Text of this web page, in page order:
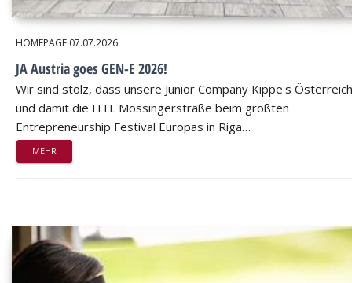
HOMEPAGE 07.07.2026
JA Austria goes GEN-E 2026!
Wir sind stolz, dass unsere Junior Company Kippe's Österreich
und damit die HTL Mössingerstraße beim größten
Entrepreneurship Festival Europas in Riga…
MEHR